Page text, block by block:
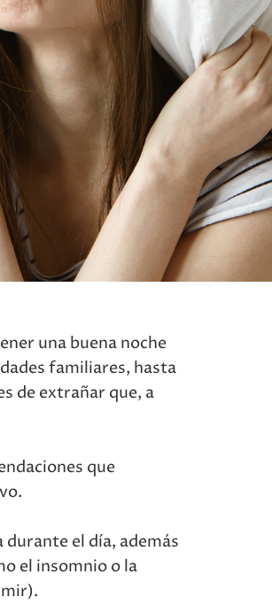
una buena noche
familiares, hasta
de extrañar que, a
que
el día, además
el insomnio o la